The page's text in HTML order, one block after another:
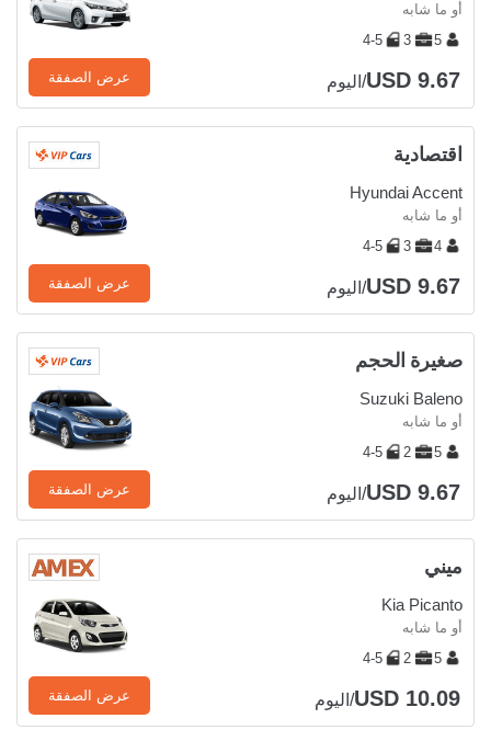
أو ما شابه
5
3
4-5
USD 9.67/اليوم عرض الصفقة
اقتصادية
Hyundai Accent
أو ما شابه
4
3
4-5
USD 9.67/اليوم عرض الصفقة
صغيرة الحجم
Suzuki Baleno
أو ما شابه
5
2
4-5
USD 9.67/اليوم عرض الصفقة
ميني
Kia Picanto
أو ما شابه
5
2
4-5
USD 10.09/اليوم عرض الصفقة